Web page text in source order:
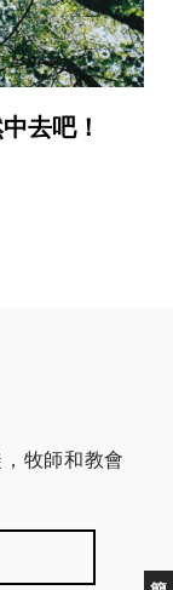
去吧！
牧師和教會